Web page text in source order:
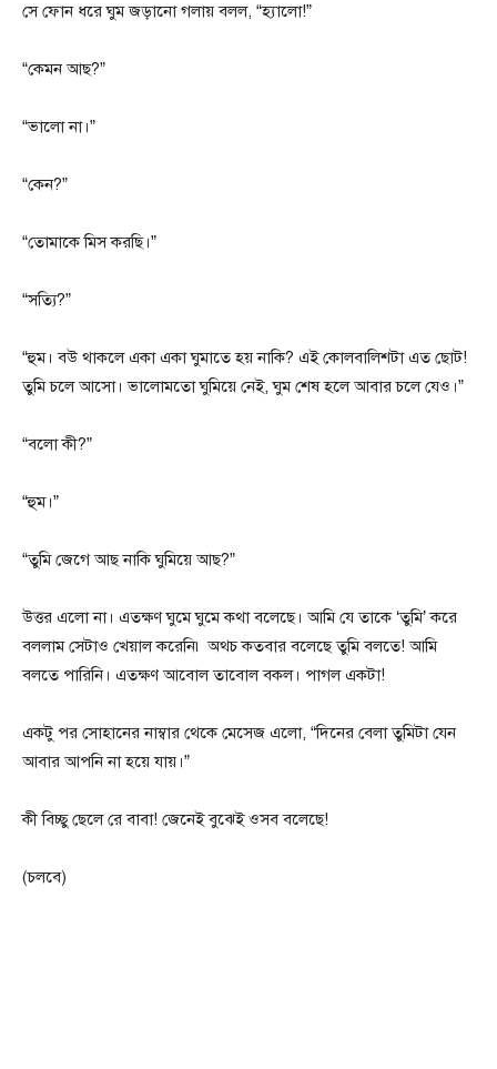
সে ফোন ধরে ঘুম জড়ানো গলায় বলল, “হ্যালো!”
“কেমন আছ?”
“ভালো না।”
“কেন?”
“তোমাকে মিস করছি।”
“সত্যি?”
“হুম। বউ থাকলে একা একা ঘুমাতে হয় নাকি? এই কোলবালিশটা এত ছোট!
তুমি চলে আসো। ভালোমতো ঘুমিয়ে নেই, ঘুম শেষ হলে আবার চলে যেও।”
“বলো কী?”
“হুম।”
“তুমি জেগে আছ নাকি ঘুমিয়ে আছ?”
উত্তর এলো না। এতক্ষণ ঘুমে ঘুমে কথা বলেছে। আমি যে তাকে ‘তুমি’ করে
বললাম সেটাও খেয়াল করেনি৷ অথচ কতবার বলেছে তুমি বলতে! আমি
বলতে পারিনি। এতক্ষণ আবোল তাবোল বকল। পাগল একটা!
একটু পর সোহানের নাম্বার থেকে মেসেজ এলো, “দিনের বেলা তুমিটা যেন
আবার আপনি না হয়ে যায়।”
কী বিচ্ছু ছেলে রে বাবা! জেনেই বুঝেই ওসব বলেছে!
(চলবে)